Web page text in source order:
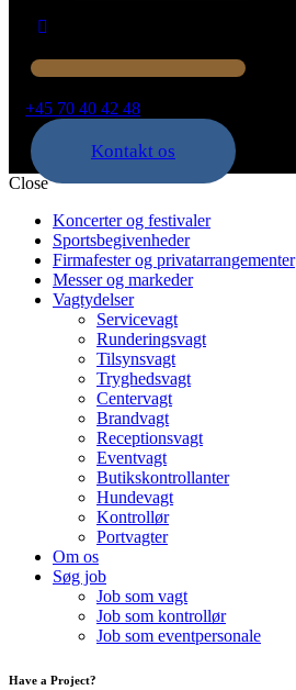
+45 70 40 42 48
Kontakt os
Close
Koncerter og festivaler
Sportsbegivenheder
Firmafester og privatarrangementer
Messer og markeder
Vagtydelser
Servicevagt
Runderingsvagt
Tilsynsvagt
Tryghedsvagt
Centervagt
Brandvagt
Receptionsvagt
Eventvagt
Butikskontrollanter
Hundevagt
Kontrollør
Portvagter
Om os
Søg job
Job som vagt
Job som kontrollør
Job som eventpersonale
Have a Project?